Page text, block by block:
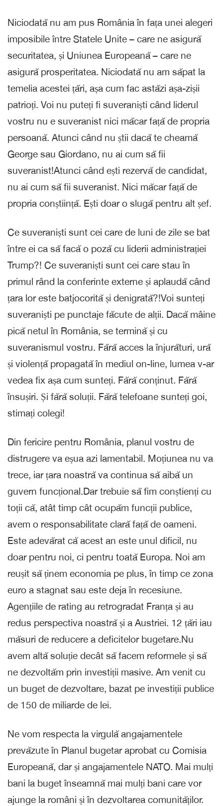
Niciodată nu am pus România în fața unei alegeri
imposibile între Statele Unite – care ne asigură
securitatea, și Uniunea Europeană – care ne
asigură prosperitatea. Niciodată nu am săpat la
temelia acestei țări, așa cum fac astăzi așa-zișii
patrioți. Voi nu puteți fi suveraniști când liderul
vostru nu e suveranist nici măcar față de propria
persoană. Atunci când nu știi dacă te cheamă
George sau Giordano, nu ai cum să fii
suveranist!Atunci când ești rezervă de candidat,
nu ai cum să fii suveranist. Nici măcar față de
propria conștiință. Ești doar o slugă pentru alt șef.
Ce suveraniști sunt cei care de luni de zile se bat
între ei ca să facă o poză cu liderii administrației
Trump?! Ce suveraniști sunt cei care stau în
primul rând la conferinte externe și aplaudă când
țara lor este batjocorită și denigrată?!Voi sunteți
suveraniști pe punctaje făcute de alții. Dacă mâine
pică netul în România, se termină și cu
suveranismul vostru. Fără acces la înjurături, ură
și violență propagată în mediul on-line, lumea v-ar
vedea fix așa cum sunteți. Fără conținut. Fără
însușiri. Și fără soluții. Fără telefoane sunteți goi,
stimați colegi!
Din fericire pentru România, planul vostru de
distrugere va eșua azi lamentabil. Moțiunea nu va
trece, iar țara noastră va continua să aibă un
guvern funcțional.Dar trebuie să fim conștienți cu
toții că, atât timp cât ocupăm funcții publice,
avem o responsabilitate clară față de oameni.
Este adevărat că acest an este unul dificil, nu
doar pentru noi, ci pentru toată Europa. Noi am
reușit să ținem economia pe plus, în timp ce zona
euro a stagnat sau este deja în recesiune.
Agențiile de rating au retrogradat Franța și au
redus perspectiva noastră și a Austriei. 12 țări iau
măsuri de reducere a deficitelor bugetare.Nu
avem altă soluție decât să facem reformele și să
ne dezvoltăm prin investiții masive. Am venit cu
un buget de dezvoltare, bazat pe investiții publice
de 150 de miliarde de lei.
Ne vom respecta la virgulă angajamentele
prevăzute în Planul bugetar aprobat cu Comisia
Europeană, dar și angajamentele NATO. Mai mulți
bani la buget înseamnă mai mulți bani care vor
ajunge la români și în dezvoltarea comunităților.